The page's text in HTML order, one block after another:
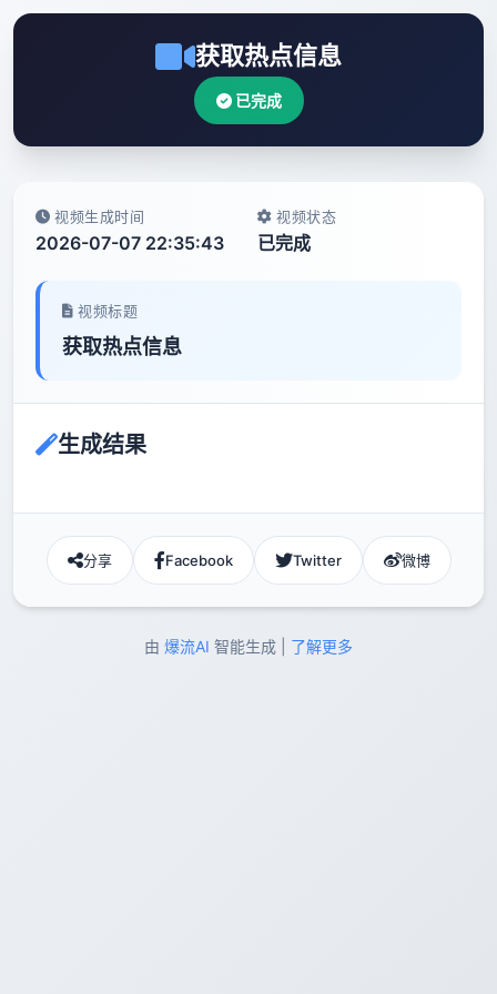
获取热点信息
已完成
视频生成时间
2026-07-07 22:35:43
视频状态
已完成
视频标题
获取热点信息
生成结果
分享 Facebook Twitter 微博
由 爆流AI 智能生成 | 了解更多